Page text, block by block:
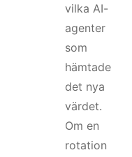
vilka AI-
agenter
som
hämtade
det nya
värdet.
Om en
rotation